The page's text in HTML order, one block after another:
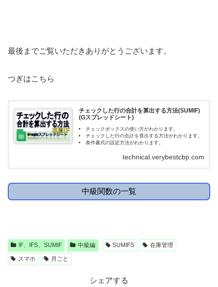
最後までご覧いただきありがとうございます。
つぎはこちら
チェックした行の合計を算出する方法(SUMIF)
(Gスプレッドシート)
チェックボックスの使い方がわかります。
チェックした行の合計を算出する方法がわかります。
条件書式の設定方法がわかります。
technical.verybestcbp.com
中級関数の一覧
IF、IFS、SUMIF 中級編 SUMIFS
在庫管理
スマホ
月ごと
シェアする